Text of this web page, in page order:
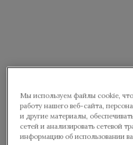
Мы используем файлы cookie,
работу нашего веб-сайта,
и другие материалы,
сетей и анализировать сетевой
информацию об использовании